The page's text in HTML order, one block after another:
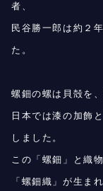
者、
民谷勝一郎は約２
た。
螺鈿の螺は貝殻を
日本では漆の加飾
しました。
この「螺鈿」と織
「螺鈿織」が生ま